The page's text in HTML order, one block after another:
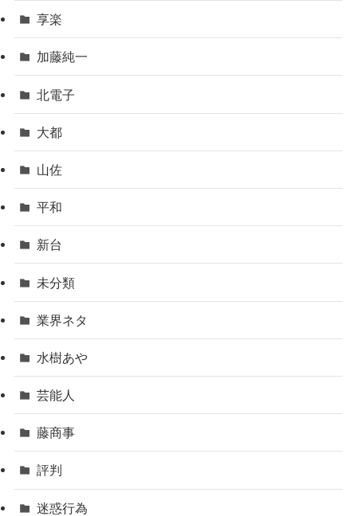
享楽
加藤純一
北電子
大都
山佐
平和
新台
未分類
業界ネタ
水樹あや
芸能人
藤商事
評判
迷惑行為